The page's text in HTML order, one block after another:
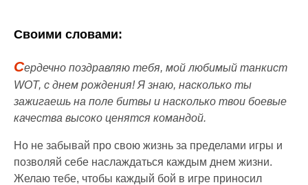
Своими словами:
Сердечно поздравляю тебя, мой любимый танкист
WOT, с днем рождения! Я знаю, насколько ты
зажигаешь на поле битвы и насколько твои боевые
качества высоко ценятся командой.
Но не забывай про свою жизнь за пределами игры и
позволяй себе наслаждаться каждым днем жизни.
Желаю тебе, чтобы каждый бой в игре приносил